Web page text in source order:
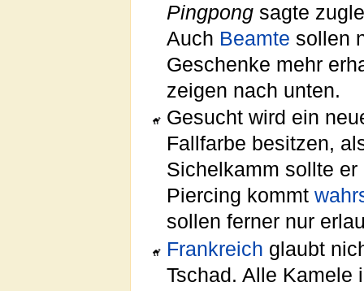
Pingpong sagte
Auch Beamte sollen
Geschenke mehr
zeigen nach unten.
Gesucht wird ein
Fallfarbe besitzen,
Sichelkamm sollte
Piercing kommt
sollen ferner nur
Frankreich glaubt
Tschad. Alle Kamele